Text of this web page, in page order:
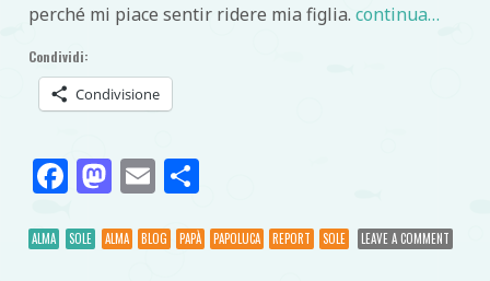
perché mi piace sentir ridere mia figlia. continua…
Condividi:
Condivisione
Facebook
Mastodon
Email
ALMA SOLE ALMA BLOG PAPÀ PAPOLUCA REPORT SOLE LEAVE A COMMENT